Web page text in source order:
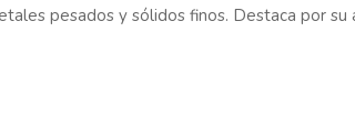
pesados y sólidos finos. Destaca por